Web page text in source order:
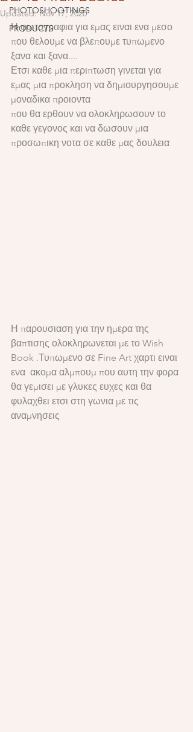
PHOTOSHOOTINGS
PRODUCTS
Updated:Nov 17, 2020
Η φωτογραφια για εμας ειναι ενα μεσο
που θελουμε να βλεπουμε τυπωμενο
ξανα και ξανα....
Ετσι καθε μια περιπτωση γινεται για
εμας μια προκληση να δημιουργησουμε
μοναδικα προιοντα
που θα ερθουν να ολοκληρωσουν το
καθε γεγονος και να δωσουν μια
προσωπικη νοτα σε καθε μας δουλεια
Η παρουσιαση για την ημερα της
βαπτισης ολοκληρωνεται με το Wish
Book .Τυπωμενο σε Fine Art χαρτι ειναι
ενα  ακομα αλμπουμ που αυτη την φορα
θα γεμισει με γλυκες ευχες και θα
φυλαχθει ετσι στη γωνια με τις
αναμνησεις